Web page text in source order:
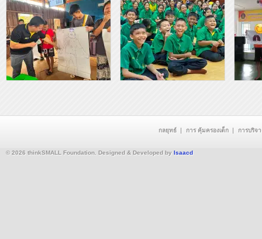
กลยุทธ์ การ คุ้มครองเด็ก การบริจ
© 2026 thinkSMALL Foundation. Designed & Developed by Isaacd